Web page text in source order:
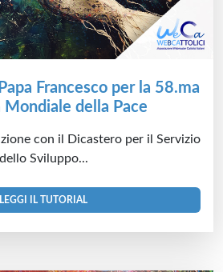
Francesco per la 58.ma
Mondiale della Pace
con il Dicastero per il Servizio
dello Sviluppo...
LEGGI IL TUTORIAL